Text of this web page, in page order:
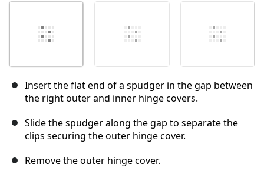
Insert the flat end of a spudger in the gap between
the right outer and inner hinge covers.
Slide the spudger along the gap to separate the
clips securing the outer hinge cover.
Remove the outer hinge cover.